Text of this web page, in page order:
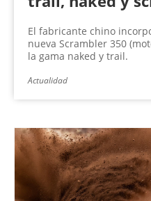
El fabricante chino
nueva Scrambler 350
la gama naked y trail.
Actualidad